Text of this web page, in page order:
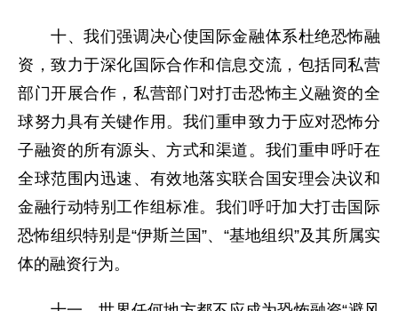
十、我们强调决心使国际金融体系杜绝恐怖融
资，致力于深化国际合作和信息交流，包括同私营
部门开展合作，私营部门对打击恐怖主义融资的全
球努力具有关键作用。我们重申致力于应对恐怖分
子融资的所有源头、方式和渠道。我们重申呼吁在
全球范围内迅速、有效地落实联合国安理会决议和
金融行动特别工作组标准。我们呼吁加大打击国际
恐怖组织特别是“伊斯兰国”、“基地组织”及其所属实
体的融资行为。